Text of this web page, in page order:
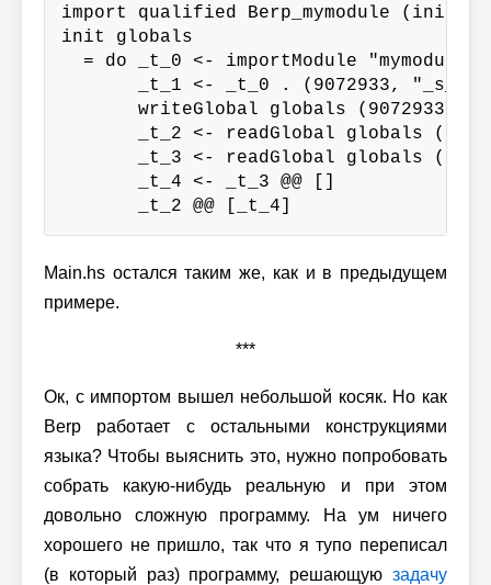
import qualified Berp_mymodule (init)
init globals
= do _t_0 <- importModule "mymodule"
_t_1 <- _t_0 . (9072933,
writeGlobal globals (9072933,
_t_2 <- readGlobal globals
_t_3 <- readGlobal globals
       _t_4 <- _t_3 @@ []
       _t_2 @@ [_t_4]
Main.hs остался таким же, как и в предыдущем
примере.
***
Ок, с импортом вышел небольшой косяк. Но как
Berp работает с остальными конструкциями
языка? Чтобы выяснить это, нужно попробовать
собрать какую-нибудь реальную и при этом
довольно сложную программу. На ум ничего
хорошего не пришло, так что я тупо переписал
(в который раз) программу, решающую задачу